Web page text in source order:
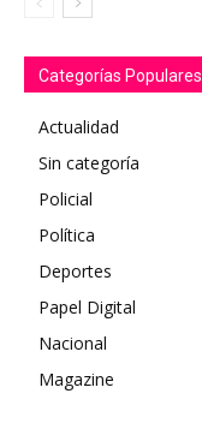
Categorías Populares
Actualidad
Sin categoría
Policial
Política
Deportes
Papel Digital
Nacional
Magazine